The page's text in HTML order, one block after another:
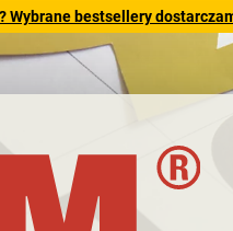
Wybrane bestsellery